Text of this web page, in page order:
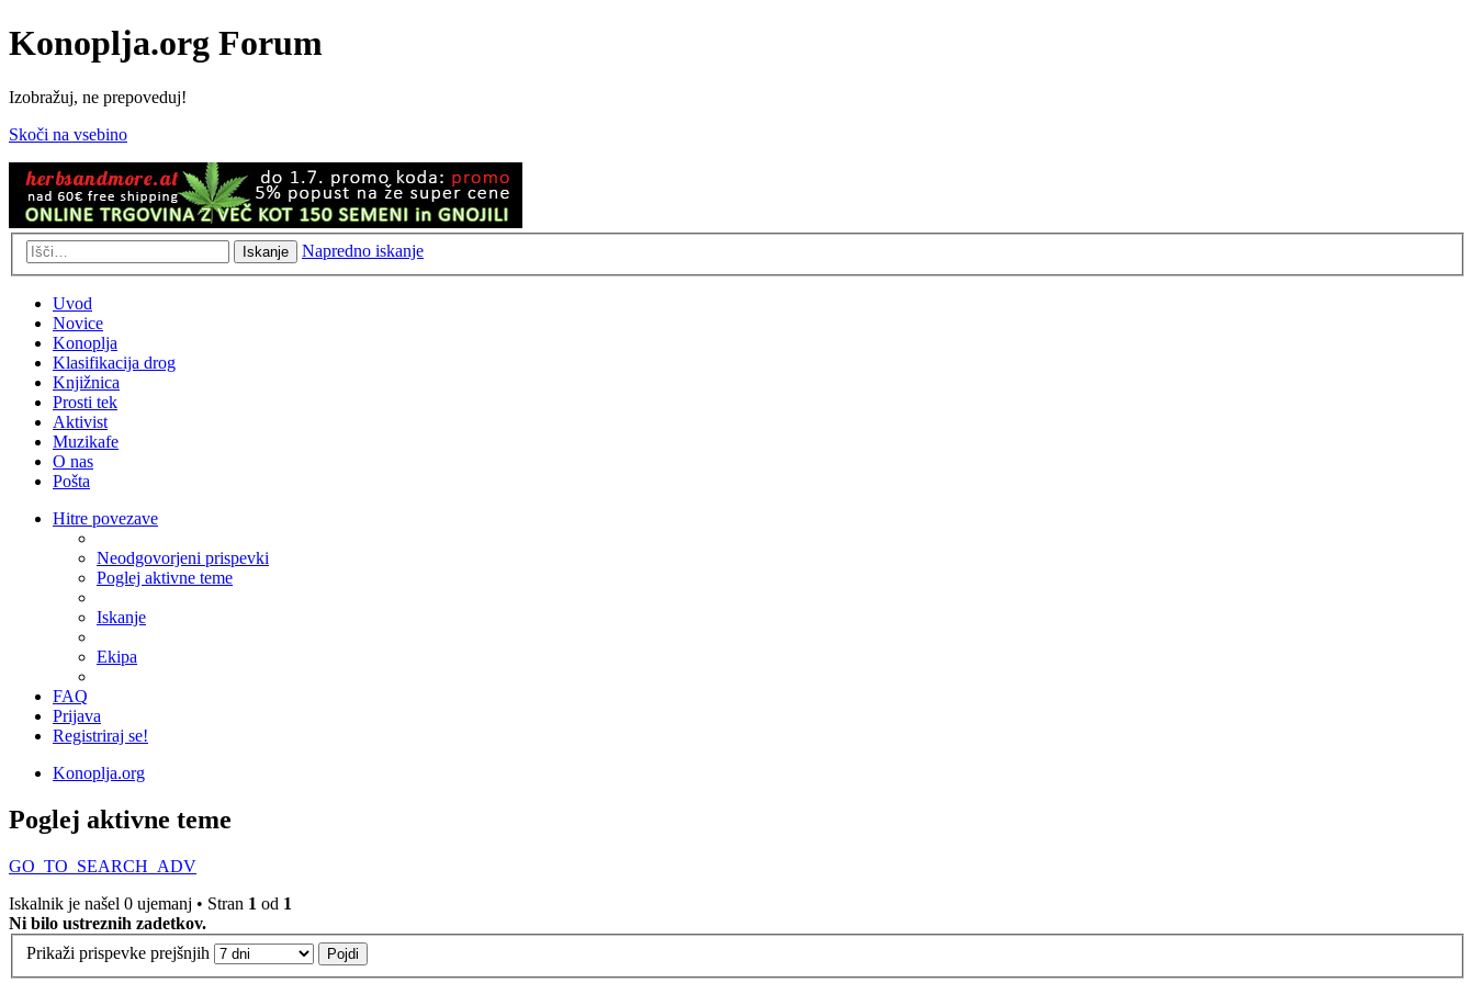
Konoplja.org Forum
Izobražuj, ne prepoveduj!
Skoči na vsebino
Iskanje Napredno iskanje
Uvod
Novice
Konoplja
Klasifikacija drog
Knjižnica
Prosti tek
Aktivist
Muzikafe
O nas
Pošta
Hitre povezave
Neodgovorjeni prispevki
Poglej aktivne teme
Iskanje
Ekipa
FAQ
Prijava
Registriraj se!
Konoplja.org
Poglej aktivne teme
GO_TO_SEARCH_ADV
Iskalnik je našel 0 ujemanj • Stran 1 od 1
Ni bilo ustreznih zadetkov.
Prikaži prispevke prejšnjih